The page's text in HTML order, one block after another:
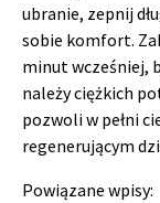
ubranie, zepnij
sobie komfort.
minut wcześniej,
należy ciężkich
pozwoli w pełni
regenerującym
Powiązane wpisy: